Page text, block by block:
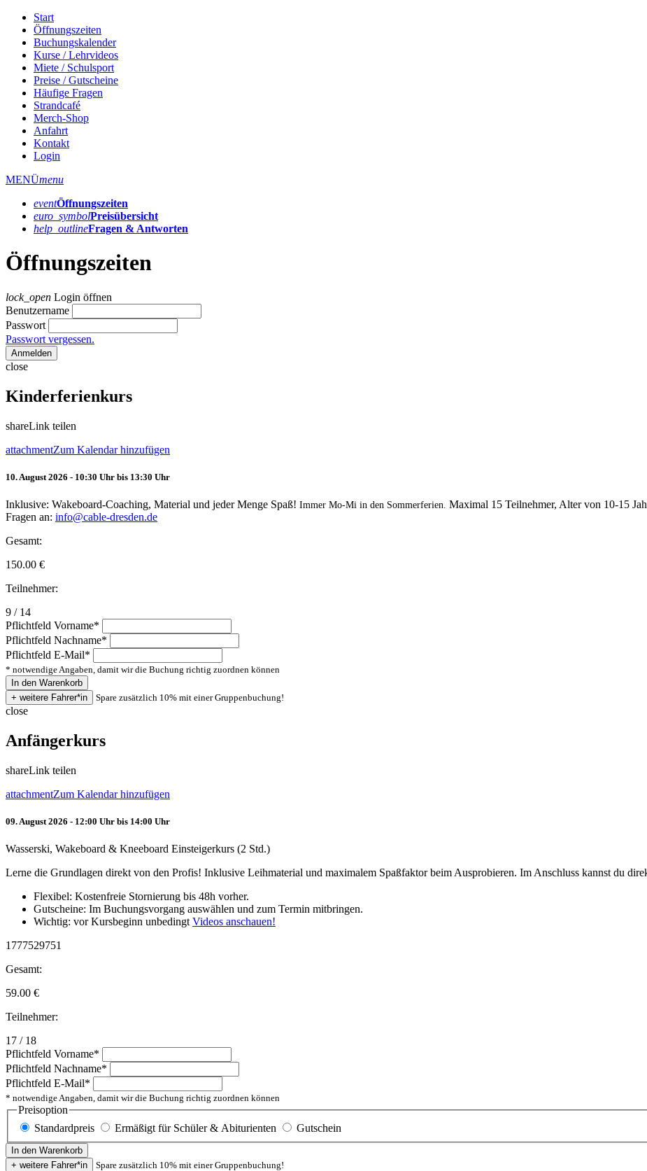
Start
Öffnungszeiten
Buchungskalender
Kurse / Lehrvideos
Miete / Schulsport
Preise / Gutscheine
Häufige Fragen
Strandcafé
Merch-Shop
Anfahrt
Kontakt
Login
MENÜmenu
eventÖffnungs­zeiten
euro_symbolPreis­übersicht
help_outlineFragen & Antworten
Öffnungszeiten
lock_open Login öffnen
Benutzername
Passwort
Passwort vergessen.
Anmelden
close
Kinderferienkurs
shareLink teilen
attachmentZum Kalendar hinzufügen
10. August 2026 - 10:30 Uhr bis 13:30 Uhr
Inklusive: Wakeboard-Coaching, Material und jeder Menge Spaß! Immer Mo-Mi in den Sommerferien. Maximal 15 Teilnehmer, Alter von 10-15
Fragen an: info@cable-dresden.de
Gesamt:
150.00 €
Teilnehmer:
9 / 14
Pflichtfeld Vorname*
Pflichtfeld Nachname*
Pflichtfeld E-Mail*
* notwendige Angaben, damit wir die Buchung richtig zuordnen können
Spare zusätzlich 10% mit einer Gruppenbuchung!
close
Anfängerkurs
shareLink teilen
attachmentZum Kalendar hinzufügen
09. August 2026 - 12:00 Uhr bis 14:00 Uhr
Wasserski, Wakeboard & Kneeboard Einsteigerkurs (2 Std.)
Lerne die Grundlagen direkt von den Profis! Inklusive Leihmaterial und maximalem Spaßfaktor beim Ausprobieren. Im Anschluss kannst du
Flexibel: Kostenfreie Stornierung bis 48h vorher.
Gutscheine: Im Buchungsvorgang auswählen und zum Termin mitbringen.
Wichtig: vor Kursbeginn unbedingt Videos anschauen!
1777529751
Gesamt:
59.00 €
Teilnehmer:
17 / 18
Pflichtfeld Vorname*
Pflichtfeld Nachname*
Pflichtfeld E-Mail*
* notwendige Angaben, damit wir die Buchung richtig zuordnen können
Preisoption
Standardpreis
Ermäßigt für Schüler & Abiturienten Gutschein
Spare zusätzlich 10% mit einer Gruppenbuchung!